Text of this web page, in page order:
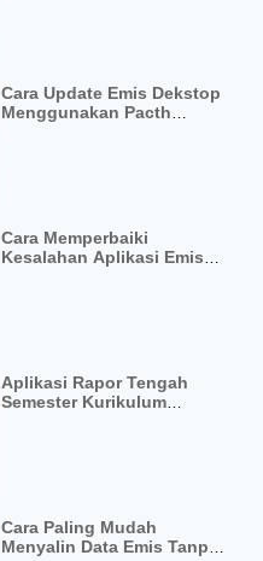
Cara Update Emis Dekstop
Menggunakan Pacth
Cara Memperbaiki
Kesalahan Aplikasi Emis
Aplikasi Rapor Tengah
Semester Kurikulum
Cara Paling Mudah
Menyalin Data Emis Tanpa